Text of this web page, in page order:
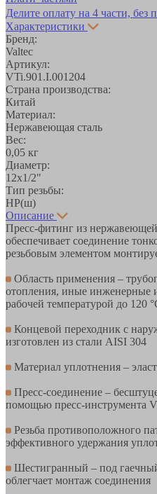
Делите оплату на 4 части, без
Характеристики
Бренд:
Valtec
Артикул:
VTi.901.I.001204
Страна производства:
Китай
Материал:
Нержавеющая сталь
Вес:
0,05 кг
Диаметр:
12х1/2"
Тип резьбы:
НР(ш)
Описание
Пресс-фитинг из
обеспечивает соединение
резьбовым элементом
Область применения –
отопления, иные инженерные
рабочей температурой до 120
Концевой переходник с
изготовлен из стали AISI 304
Материал уплотнения –
Пресс-соединение –
помощью пресс-инструмента
Резьба противоположного
эффективного удержания
Шестигранный – под
облегчает монтаж соединения